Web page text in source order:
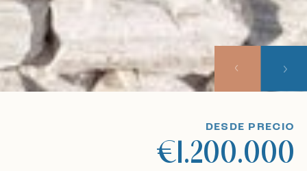
Sobre nosotros
Nuestro enfoque
Sell With Us
DESDE PRECIO
€1.200.000